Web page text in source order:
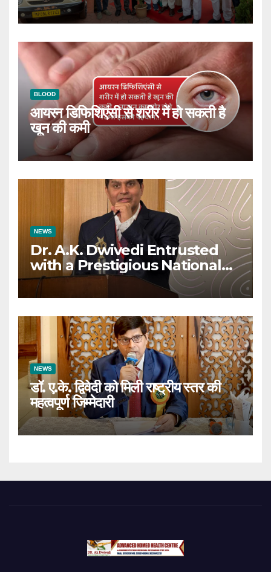
BLOOD
आयरन डिफिशिएंसी से शरीर में हो सकती है
खून की कमी
NEWS
Dr. A.K. Dwivedi Entrusted
with a Prestigious National
Responsibility
NEWS
डॉ. ए.के. द्विवेदी को मिली राष्ट्रीय स्तर की
महत्वपूर्ण जिम्मेदारी